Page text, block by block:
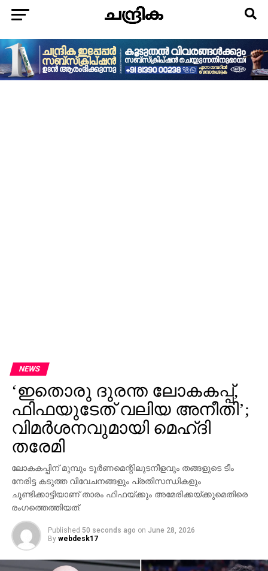
NEWS
‘ഇതൊരു ദുരന്ത ലോകകപ്പ്,
ഫിഫയുടേത് വലിയ അനീതി’;
വിമര്‍ശനവുമായി മെഹ്ദി
തരേമി
ലോകകപ്പിന് മുമ്പും ടൂര്‍ണമെന്റിലുടനീളവും തങ്ങളുടെ ടീം
നേരിട്ട കടുത്ത വിവേചനങ്ങളും പ്രതിസന്ധികളും
ചൂണ്ടിക്കാട്ടിയാണ് താരം ഫിഫയ്ക്കും അമേരിക്കയ്ക്കുമെതിരെ
രംഗത്തെത്തിയത്.
Published 50 seconds ago on June 28, 2026
By webdesk17